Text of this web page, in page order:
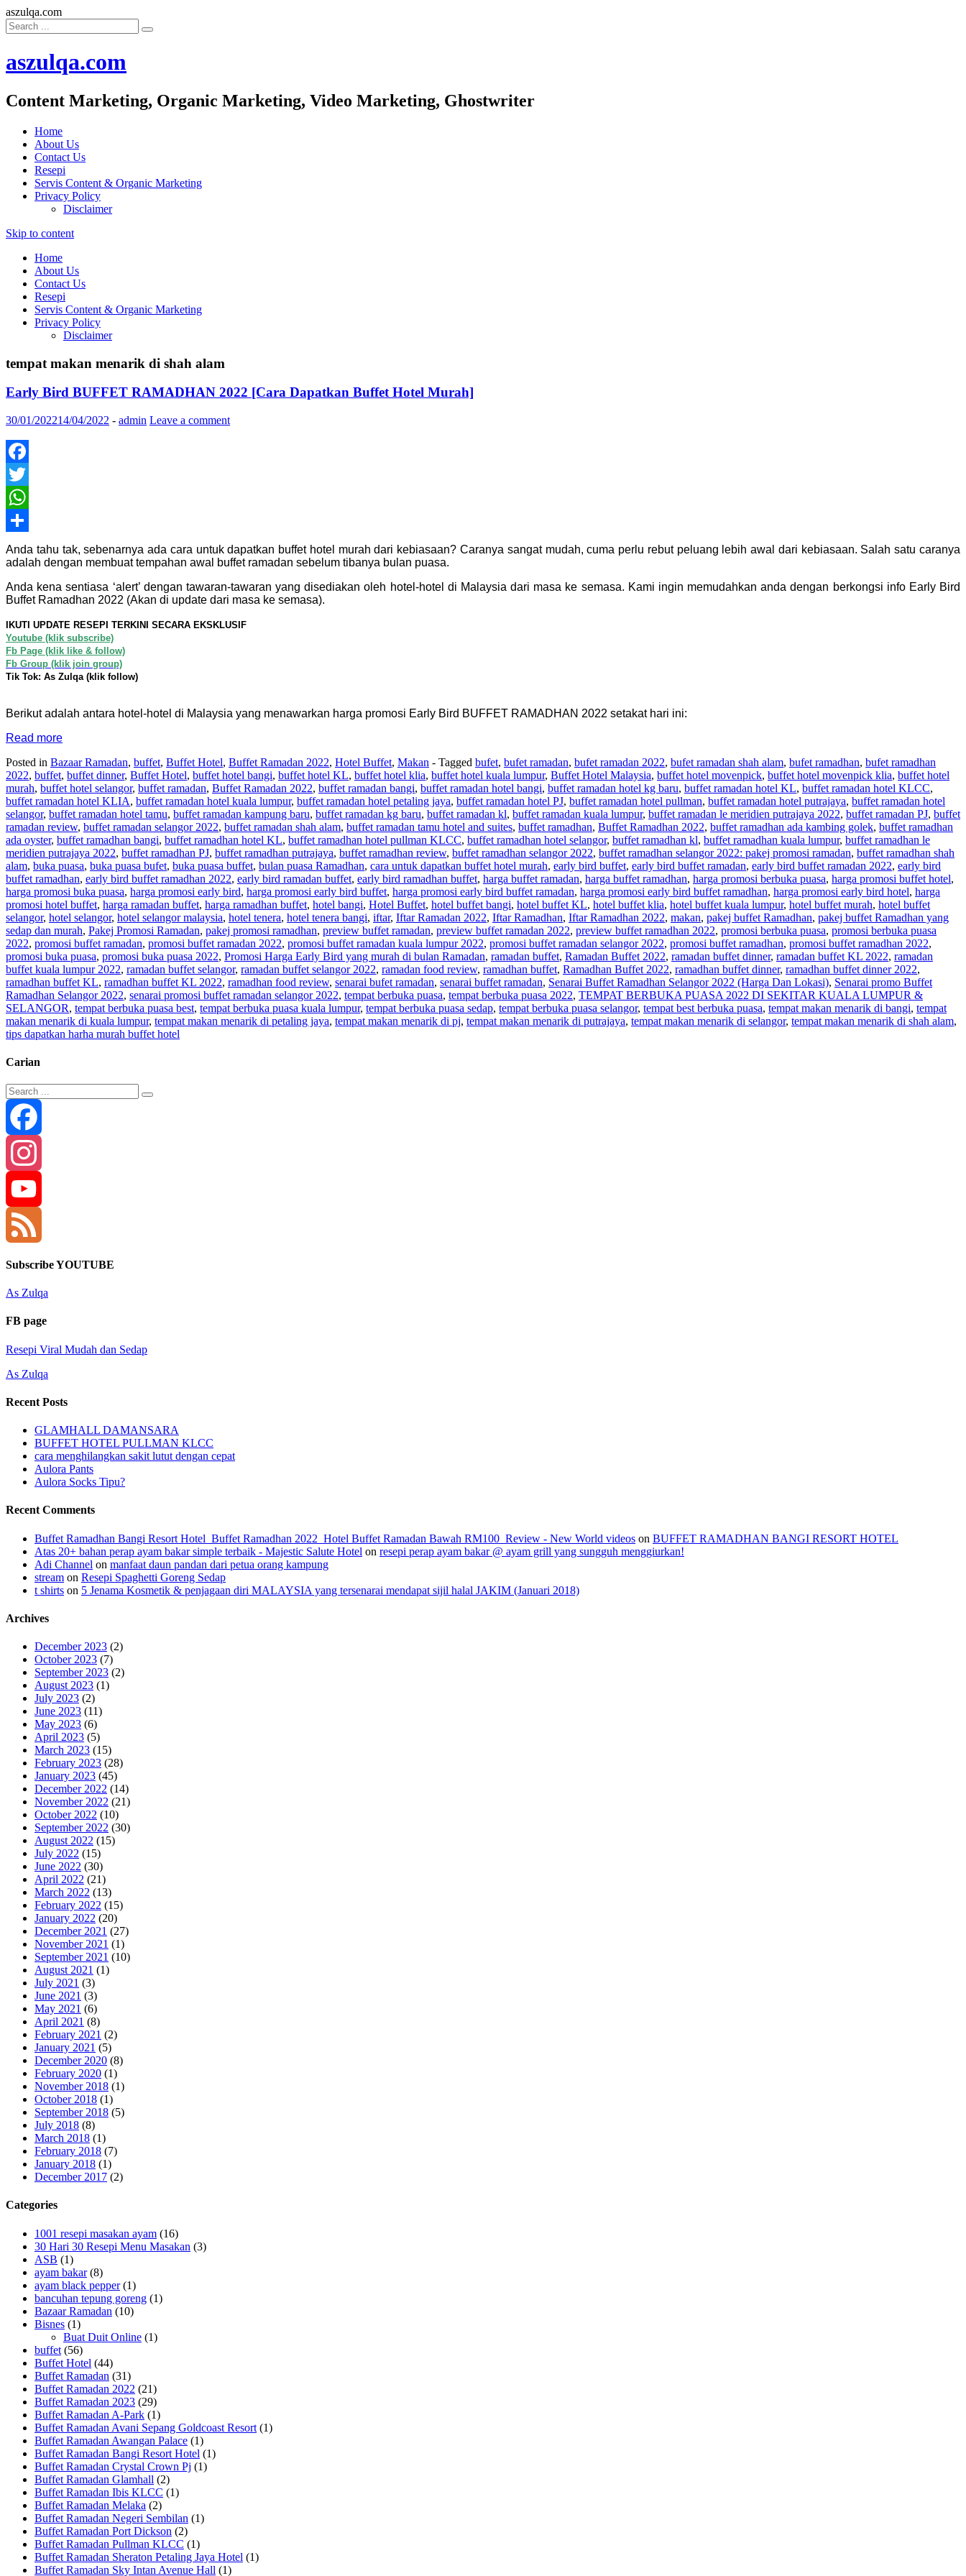
aszulqa.com
aszulqa.com
Content Marketing, Organic Marketing, Video Marketing, Ghostwriter
Home
About Us
Contact Us
Resepi
Servis Content & Organic Marketing
Privacy Policy
Disclaimer
Skip to content
Home
About Us
Contact Us
Resepi
Servis Content & Organic Marketing
Privacy Policy
Disclaimer
tempat makan menarik di shah alam
Early Bird BUFFET RAMADHAN 2022 [Cara Dapatkan Buffet Hotel Murah]
30/01/202214/04/2022 - admin Leave a comment
Facebook
Twitter
WhatsApp
Share
Anda tahu tak, sebenarnya ada cara untuk dapatkan buffet hotel murah dari kebiasaan? Caranya sangat mudah, cuma perlu rebut peluang lebih awal dari kebiasaan. Salah satu caranya
adalah dengan membuat tempahan awal buffet ramadan sebelum tibanya bulan puasa.
Anda kena sentiasa ‘alert’ dengan tawaran-tawaran yang disediakan oleh hotel-hotel di Malaysia dari masa ke semasa. Kami ingin memudahkan anda dengan berkongsi info Early Bird
Buffet Ramadhan 2022 (Akan di update dari masa ke semasa).
IKUTI UPDATE RESEPI TERKINI SECARA EKSKLUSIF
Youtube (klik subscribe)
Fb Page (klik like & follow)
Fb Group (klik join group)
Tik Tok: As Zulqa (klik follow)
Berikut adalah antara hotel-hotel di Malaysia yang menawarkan harga promosi Early Bird BUFFET RAMADHAN 2022 setakat hari ini:
Read more
Posted in Bazaar Ramadan, buffet, Buffet Hotel, Buffet Ramadan 2022, Hotel Buffet, Makan - Tagged bufet, bufet ramadan, bufet ramadan 2022, bufet ramadan shah alam, bufet ramadhan, bufet ramadhan
2022, buffet, buffet dinner, Buffet Hotel, buffet hotel bangi, buffet hotel KL, buffet hotel klia, buffet hotel kuala lumpur, Buffet Hotel Malaysia, buffet hotel movenpick, buffet hotel movenpick klia, buffet hotel
murah, buffet hotel selangor, buffet ramadan, Buffet Ramadan 2022, buffet ramadan bangi, buffet ramadan hotel bangi, buffet ramadan hotel kg baru, buffet ramadan hotel KL, buffet ramadan hotel KLCC,
buffet ramadan hotel KLIA, buffet ramadan hotel kuala lumpur, buffet ramadan hotel petaling jaya, buffet ramadan hotel PJ, buffet ramadan hotel pullman, buffet ramadan hotel putrajaya, buffet ramadan hotel
selangor, buffet ramadan hotel tamu, buffet ramadan kampung baru, buffet ramadan kg baru, buffet ramadan kl, buffet ramadan kuala lumpur, buffet ramadan le meridien putrajaya 2022, buffet ramadan PJ, buffet
ramadan review, buffet ramadan selangor 2022, buffet ramadan shah alam, buffet ramadan tamu hotel and suites, buffet ramadhan, Buffet Ramadhan 2022, buffet ramadhan ada kambing golek, buffet ramadhan
ada oyster, buffet ramadhan bangi, buffet ramadhan hotel KL, buffet ramadhan hotel pullman KLCC, buffet ramadhan hotel selangor, buffet ramadhan kl, buffet ramadhan kuala lumpur, buffet ramadhan le
meridien putrajaya 2022, buffet ramadhan PJ, buffet ramadhan putrajaya, buffet ramadhan review, buffet ramadhan selangor 2022, buffet ramadhan selangor 2022: pakej promosi ramadan, buffet ramadhan shah
alam, buka puasa, buka puasa bufet, buka puasa buffet, bulan puasa Ramadhan, cara untuk dapatkan buffet hotel murah, early bird buffet, early bird buffet ramadan, early bird buffet ramadan 2022, early bird
buffet ramadhan, early bird buffet ramadhan 2022, early bird ramadan buffet, early bird ramadhan buffet, harga buffet ramadan, harga buffet ramadhan, harga promosi berbuka puasa, harga promosi buffet hotel,
harga promosi buka puasa, harga promosi early bird, harga promosi early bird buffet, harga promosi early bird buffet ramadan, harga promosi early bird buffet ramadhan, harga promosi early bird hotel, harga
promosi hotel buffet, harga ramadan buffet, harga ramadhan buffet, hotel bangi, Hotel Buffet, hotel buffet bangi, hotel buffet KL, hotel buffet klia, hotel buffet kuala lumpur, hotel buffet murah, hotel buffet
selangor, hotel selangor, hotel selangor malaysia, hotel tenera, hotel tenera bangi, iftar, Iftar Ramadan 2022, Iftar Ramadhan, Iftar Ramadhan 2022, makan, pakej buffet Ramadhan, pakej buffet Ramadhan yang
sedap dan murah, Pakej Promosi Ramadan, pakej promosi ramadhan, preview buffet ramadan, preview buffet ramadan 2022, preview buffet ramadhan 2022, promosi berbuka puasa, promosi berbuka puasa
2022, promosi buffet ramadan, promosi buffet ramadan 2022, promosi buffet ramadan kuala lumpur 2022, promosi buffet ramadan selangor 2022, promosi buffet ramadhan, promosi buffet ramadhan 2022,
promosi buka puasa, promosi buka puasa 2022, Promosi Harga Early Bird yang murah di bulan Ramadan, ramadan buffet, Ramadan Buffet 2022, ramadan buffet dinner, ramadan buffet KL 2022, ramadan
buffet kuala lumpur 2022, ramadan buffet selangor, ramadan buffet selangor 2022, ramadan food review, ramadhan buffet, Ramadhan Buffet 2022, ramadhan buffet dinner, ramadhan buffet dinner 2022,
ramadhan buffet KL, ramadhan buffet KL 2022, ramadhan food review, senarai bufet ramadan, senarai buffet ramadan, Senarai Buffet Ramadhan Selangor 2022 (Harga Dan Lokasi), Senarai promo Buffet
Ramadhan Selangor 2022, senarai promosi buffet ramadan selangor 2022, tempat berbuka puasa, tempat berbuka puasa 2022, TEMPAT BERBUKA PUASA 2022 DI SEKITAR KUALA LUMPUR &
SELANGOR, tempat berbuka puasa best, tempat berbuka puasa kuala lumpur, tempat berbuka puasa sedap, tempat berbuka puasa selangor, tempat best berbuka puasa, tempat makan menarik di bangi, tempat
makan menarik di kuala lumpur, tempat makan menarik di petaling jaya, tempat makan menarik di pj, tempat makan menarik di putrajaya, tempat makan menarik di selangor, tempat makan menarik di shah alam,
tips dapatkan harha murah buffet hotel
Carian
Facebook
Instagram
YouTube
Channel
Feed
Subscribe YOUTUBE
As Zulqa
FB page
Resepi Viral Mudah dan Sedap
As Zulqa
Recent Posts
GLAMHALL DAMANSARA
BUFFET HOTEL PULLMAN KLCC
cara menghilangkan sakit lutut dengan cepat
Aulora Pants
Aulora Socks Tipu?
Recent Comments
Buffet Ramadhan Bangi Resort Hotel_Buffet Ramadhan 2022_Hotel Buffet Ramadan Bawah RM100_Review - New World videos on BUFFET RAMADHAN BANGI RESORT HOTEL
Atas 20+ bahan perap ayam bakar simple terbaik - Majestic Salute Hotel on resepi perap ayam bakar @ ayam grill yang sungguh menggiurkan!
Adi Channel on manfaat daun pandan dari petua orang kampung
stream on Resepi Spaghetti Goreng Sedap
t shirts on 5 Jenama Kosmetik & penjagaan diri MALAYSIA yang tersenarai mendapat sijil halal JAKIM (Januari 2018)
Archives
December 2023 (2)
October 2023 (7)
September 2023 (2)
August 2023 (1)
July 2023 (2)
June 2023 (11)
May 2023 (6)
April 2023 (5)
March 2023 (15)
February 2023 (28)
January 2023 (45)
December 2022 (14)
November 2022 (21)
October 2022 (10)
September 2022 (30)
August 2022 (15)
July 2022 (15)
June 2022 (30)
April 2022 (21)
March 2022 (13)
February 2022 (15)
January 2022 (20)
December 2021 (27)
November 2021 (1)
September 2021 (10)
August 2021 (1)
July 2021 (3)
June 2021 (3)
May 2021 (6)
April 2021 (8)
February 2021 (2)
January 2021 (5)
December 2020 (8)
February 2020 (1)
November 2018 (1)
October 2018 (1)
September 2018 (5)
July 2018 (8)
March 2018 (1)
February 2018 (7)
January 2018 (1)
December 2017 (2)
Categories
1001 resepi masakan ayam (16)
30 Hari 30 Resepi Menu Masakan (3)
ASB (1)
ayam bakar(8)
ayam black pepper(1)
bancuhan tepung goreng (1)
Bazaar Ramadan (10)
Bisnes (1)
Buat Duit Online (1)
buffet (56)
Buffet Hotel (44)
Buffet Ramadan (31)
Buffet Ramadan 2022 (21)
Buffet Ramadan 2023 (29)
Buffet Ramadan A-Park (1)
Buffet Ramadan Avani Sepang Goldcoast Resort (1)
Buffet Ramadan Awangan Palace (1)
Buffet Ramadan Bangi Resort Hotel (1)
Buffet Ramadan Crystal Crown Pj (1)
Buffet Ramadan Glamhall (2)
Buffet Ramadan Ibis KLCC (1)
Buffet Ramadan Melaka (2)
Buffet Ramadan Negeri Sembilan (1)
Buffet Ramadan Port Dickson (2)
Buffet Ramadan Pullman KLCC (1)
Buffet Ramadan Sheraton Petaling Jaya Hotel (1)
Buffet Ramadan Sky Intan Avenue Hall (1)